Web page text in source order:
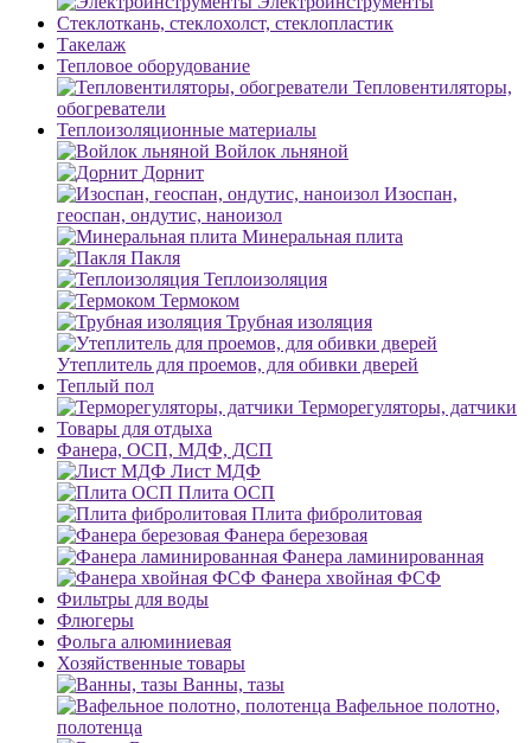
Стеклоткань, стеклохолст, стеклопластик
Такелаж
Тепловое оборудование
Тепловентиляторы,
обогреватели
Теплоизоляционные материалы
Войлок льняной
Дорнит
Изоспан,
геоспан, ондутис, наноизол
Минеральная плита
Пакля
Теплоизоляция
Термоком
Трубная изоляция
Утеплитель для проемов, для обивки дверей
Теплый пол
Терморегуляторы, датчики
Товары для отдыха
Фанера, ОСП, МДФ, ДСП
Лист МДФ
Плита ОСП
Плита фибролитовая
Фанера березовая
Фанера ламинированная
Фанера хвойная ФСФ
Фильтры для воды
Флюгеры
Фольга алюминиевая
Хозяйственные товары
Ванны, тазы
Вафельное полотно,
полотенца